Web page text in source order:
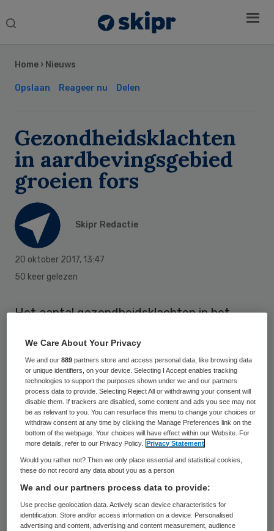
Search
Home › Nieuws
Opslaan Reageer nu Delen
Gezondheidsklachten
in aardbevingsgebied
groeien fors
Skipr Redactie
20 oktober 2017, 13:47
50 keer gelezen
Het aantal gezondheidsklachten in het
jaar tijd met ruim twintig procent
toegenomen. Dat constateert de GGD
Groningen in het onderzoek ‘Aardbeving en
Gezondheidsklachten.’
Met name mensen met schade en dan met
name mensen met meerdere schades
worstelen in toenemende mate vaker met
hun gezondheid. Ook Groningers die een
aardbeving voelen, hebben meer problemen.
Sidebar
We Care About Your Privacy
We and our889 partners store and access personal data, like browsing data
or unique identifiers, on your device. Selecting I Accept enables tracking
technologies to support the purposes shown under we and our partners
process data to provide. Selecting Reject All or withdrawing your consent will
disable them. If trackers are disabled, some content and ads you see may not
be as relevant to you. You can resurface this menu to change your choices or
withdraw consent at any time by clicking the Manage Preferences link on the
bottom of the webpage. Your choices will have effect within our Website. For
more details, refer to our Privacy Policy.
Privacy Statement
Would you rather not? Then we only place essential and statistical cookies,
these do not record any data about you as a person
We and our partners process data to provide:
Use precise geolocation data. Actively scan device characteristics for
identification. Store and/or access information on a device. Personalised
advertising and content, advertising and content measurement, audience